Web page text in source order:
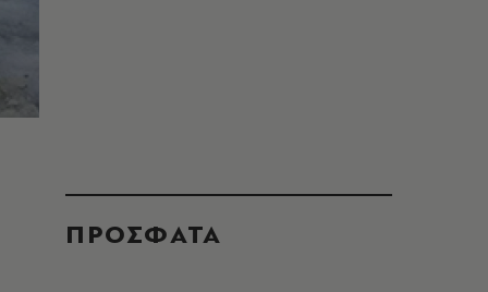
ΠΡΟΣΦΑΤΑ